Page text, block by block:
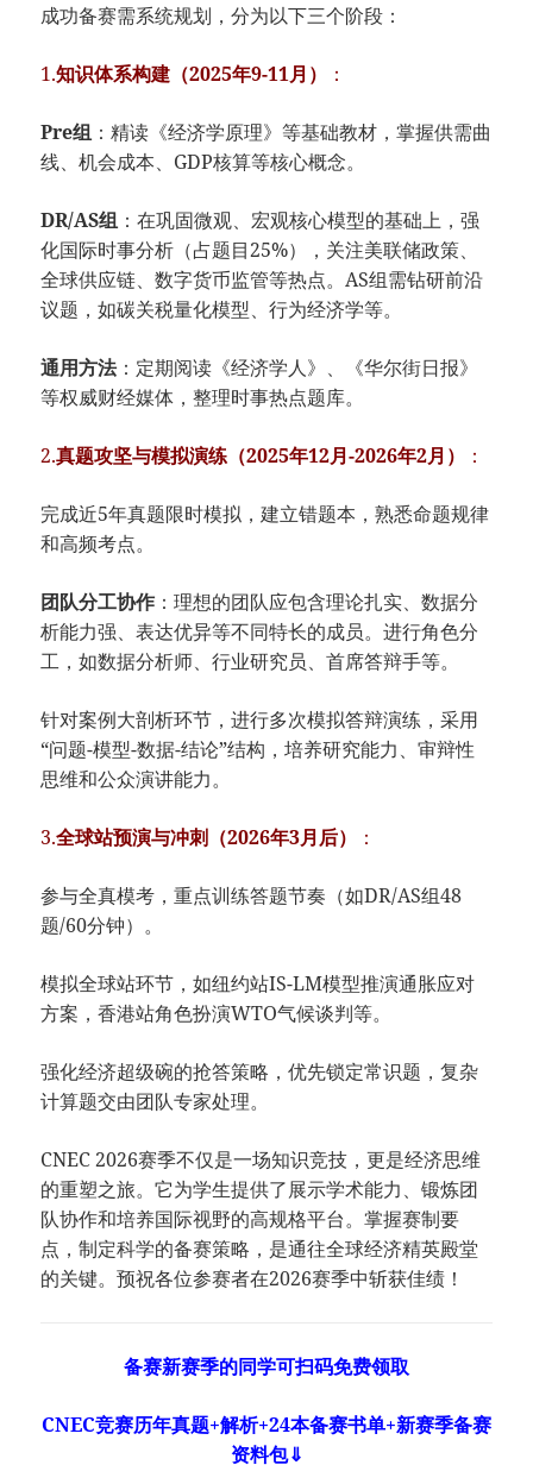
成功备赛需系统规划，分为以下三个阶段：
1.​知识体系构建（2025年9-11月）​ ​：
Pre组​ ​：精读《经济学原理》等基础教材，掌握供需曲
线、机会成本、GDP核算等核心概念。
DR/AS组​ ​：在巩固微观、宏观核心模型的基础上，强
化国际时事分析（占题目25%），关注美联储政策、
全球供应链、数字货币监管等热点。AS组需钻研前沿
议题，如碳关税量化模型、行为经济学等。
通用方法​​：定期阅读《经济学人》、《华尔街日报》
等权威财经媒体，整理时事热点题库。
2.​真题攻坚与模拟演练（2025年12月-2026年2月）​ ​：
完成近5年真题限时模拟，建立错题本，熟悉命题规律
和高频考点。
团队分工协作​ ​：理想的团队应包含理论扎实、数据分
析能力强、表达优异等不同特长的成员。进行角色分
工，如数据分析师、行业研究员、首席答辩手等。
针对案例大剖析环节，进行多次模拟答辩演练，采用
“问题-模型-数据-结论”结构，培养研究能力、审辩性
思维和公众演讲能力。
3.​全球站预演与冲刺（2026年3月后）​ ​：
参与全真模考，重点训练答题节奏（如DR/AS组48
题/60分钟）。
模拟全球站环节，如纽约站IS-LM模型推演通胀应对
方案，香港站角色扮演WTO气候谈判等。
强化经济超级碗的抢答策略，优先锁定常识题，复杂
计算题交由团队专家处理。
CNEC 2026赛季不仅是一场知识竞技，更是经济思维
的重塑之旅。它为学生提供了展示学术能力、锻炼团
队协作和培养国际视野的高规格平台。掌握赛制要
点，制定科学的备赛策略，是通往全球经济精英殿堂
的关键。预祝各位参赛者在2026赛季中斩获佳绩！
备赛新赛季的同学可扫码免费领取
CNEC竞赛历年真题+解析+24本备赛书单+新赛季备赛
资料包⇓